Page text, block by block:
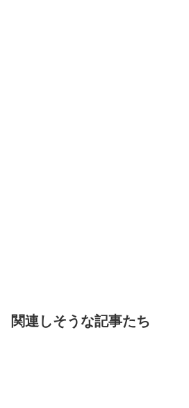
関連しそうな記事たち